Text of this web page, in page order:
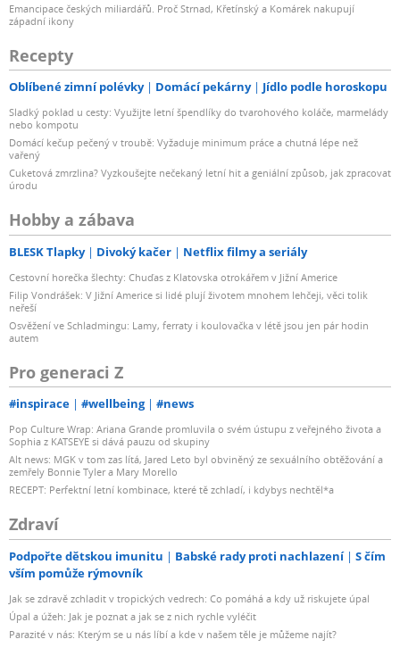
Emancipace českých miliardářů. Proč Strnad, Křetínský a Komárek nakupují
západní ikony
Recepty
Oblíbené zimní polévky Domácí pekárny Jídlo podle horoskopu
Sladký poklad u cesty: Využijte letní špendlíky do tvarohového koláče, marmelády
nebo kompotu
Domácí kečup pečený v troubě: Vyžaduje minimum práce a chutná lépe než
vařený
Cuketová zmrzlina? Vyzkoušejte nečekaný letní hit a geniální způsob, jak zpracovat
úrodu
Hobby a zábava
BLESK Tlapky Divoký kačer Netflix filmy a seriály
Cestovní horečka šlechty: Chuďas z Klatovska otrokářem v Jižní Americe
Filip Vondrášek: V Jižní Americe si lidé plují životem mnohem lehčeji, věci tolik
neřeší
Osvěžení ve Schladmingu: Lamy, ferraty i koulovačka v létě jsou jen pár hodin
autem
Pro generaci Z
#inspirace #wellbeing #news
Pop Culture Wrap: Ariana Grande promluvila o svém ústupu z veřejného života a
Sophia z KATSEYE si dává pauzu od skupiny
Alt news: MGK v tom zas lítá, Jared Leto byl obviněný ze sexuálního obtěžování a
zemřely Bonnie Tyler a Mary Morello
RECEPT: Perfektní letní kombinace, které tě zchladí, i kdybys nechtěl*a
Zdraví
Podpořte dětskou imunitu Babské rady proti nachlazení
S čím
vším pomůže rýmovník
Jak se zdravě zchladit v tropických vedrech: Co pomáhá a kdy už riskujete úpal
Úpal a úžeh: Jak je poznat a jak se z nich rychle vyléčit
Parazité v nás: Kterým se u nás líbí a kde v našem těle je můžeme najít?